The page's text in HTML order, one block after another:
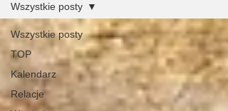
Wszystkie posty
TOP
Kalendarz
Relacje
Wszystkie posty